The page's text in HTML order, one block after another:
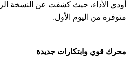
متوفرة من اليوم الأول.
محرك قوي وابتكارات جديدة